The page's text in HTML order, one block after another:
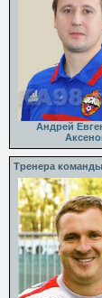
Андрей
Тренера команды